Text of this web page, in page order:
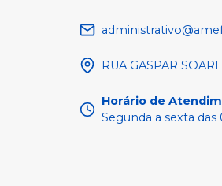
RUA GASPAR
Horário de
Segunda a sexta das